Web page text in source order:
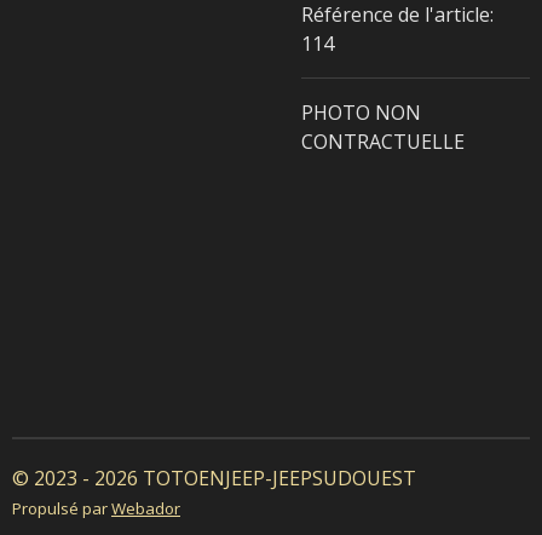
Référence de l'article:
114
PHOTO NON
CONTRACTUELLE
© 2023 - 2026 TOTOENJEEP-JEEPSUDOUEST
Propulsé parWebador